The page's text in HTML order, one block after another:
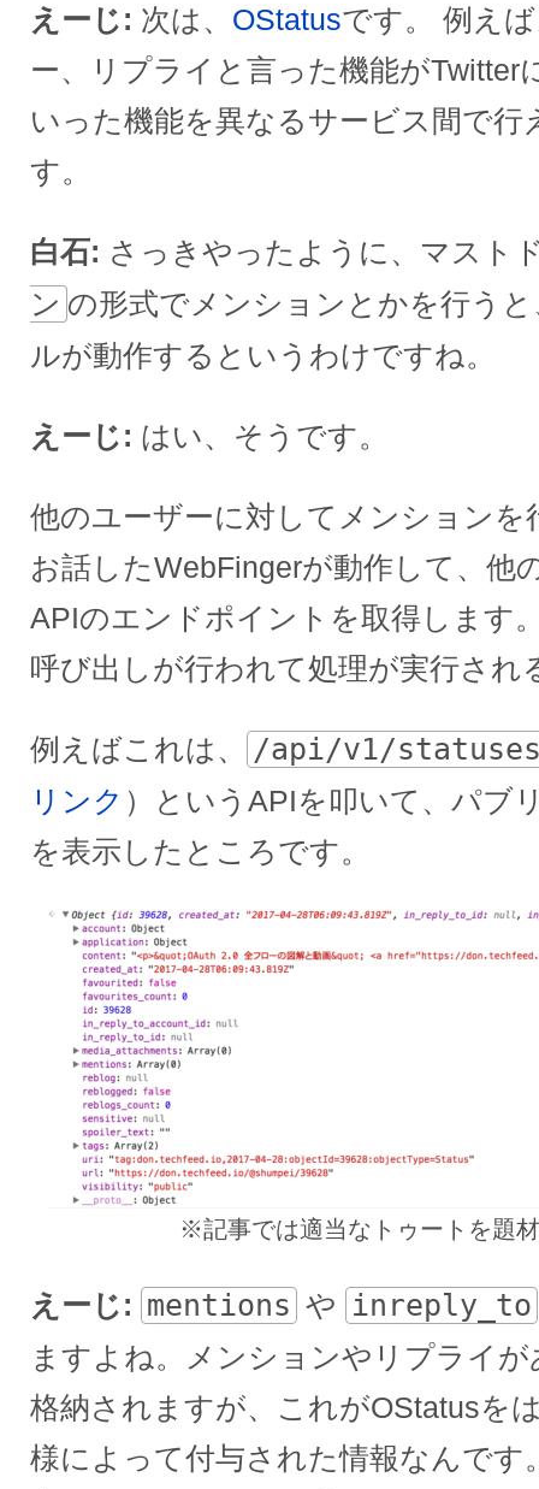
えーじ 次は、 OStatusです。 例え
ー、リプライと言った機能がTwitter
いった機能を異なるサービス間で行
す。
白石 さっきやったように、マスト
ン の形式でメンションとかを行う
ルが動作するというわけですね。
えーじ はい、そうです。
他のユーザーに対してメンションを
お話したWebFingerが動作して、他
APIのエンドポイントを取得します
呼び出しが行われて処理が実行され
例えばこれは、 /api/v1/
リンク ）というAPIを叩いて、パブ
を表示したところです。
※記事では適当なトゥートを題
えーじ mentions や inreply_to
ますよね。メンションやリプライ
格納されますが、これがOStatusを
様によって付与された情報なんです